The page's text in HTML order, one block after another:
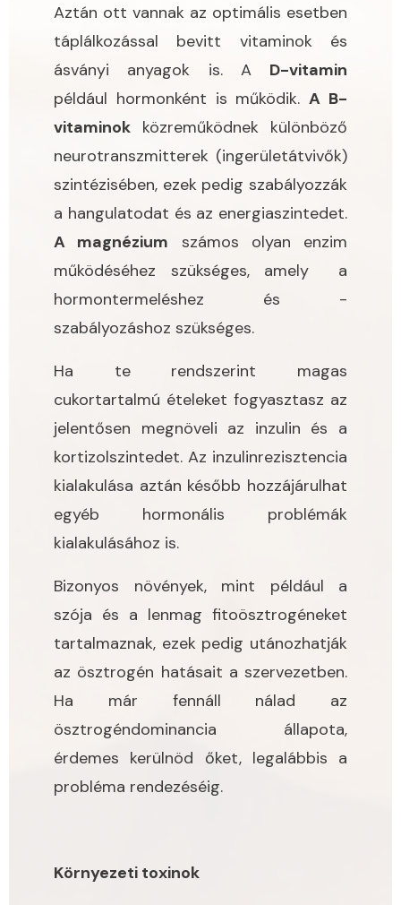
Aztán ott vannak az optimális esetben
táplálkozással bevitt vitaminok és
ásványi anyagok is. A D-vitamin
például hormonként is működik.A B-
vitaminok közreműködnek különböző
neurotranszmitterek (ingerületátvivők)
szintézisében, ezek pedig szabályozzák
a hangulatodat és az energiaszintedet.
A magnézium számos olyan enzim
működéséhez szükséges, amely a
hormontermeléshez és -
szabályozáshoz szükséges.
Ha te rendszerint magas
cukortartalmú ételeket fogyasztasz az
jelentősen megnöveli az inzulin és a
kortizolszintedet. Az inzulinrezisztencia
kialakulása aztán később hozzájárulhat
egyéb hormonális problémák
kialakulásához is.
Bizonyos növények, mint például a
szója és a lenmag fitoösztrogéneket
tartalmaznak, ezek pedig utánozhatják
az ösztrogén hatásait a szervezetben.
Ha már fennáll nálad az
ösztrogéndominancia állapota,
érdemes kerülnöd őket, legalábbis a
probléma rendezéséig.
Környezeti toxinok